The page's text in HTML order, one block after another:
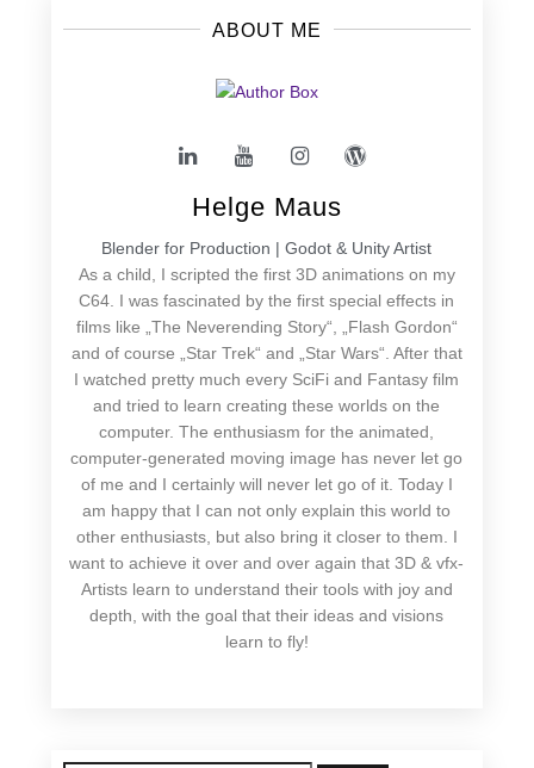
ABOUT ME
Helge Maus
Blender for Production | Godot & Unity Artist
As a child, I scripted the first 3D animations on my
C64. I was fascinated by the first special effects in
films like „The Neverending Story“, „Flash Gordon“
and of course „Star Trek“ and „Star Wars“. After that
I watched pretty much every SciFi and Fantasy film
and tried to learn creating these worlds on the
computer. The enthusiasm for the animated,
computer-generated moving image has never let go
of me and I certainly will never let go of it. Today I
am happy that I can not only explain this world to
other enthusiasts, but also bring it closer to them. I
want to achieve it over and over again that 3D & vfx-
Artists learn to understand their tools with joy and
depth, with the goal that their ideas and visions
learn to fly!